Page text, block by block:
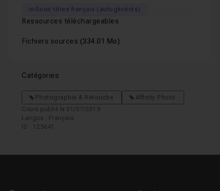
Sous-titres français (autogénérés)
Ressources téléchargeables
Fichiers sources (334.01 Mo)
Catégories
Photographie & Retouche
Affinity Photo
Cours publié le 01/07/2019
Langue : Français
ID : 125641